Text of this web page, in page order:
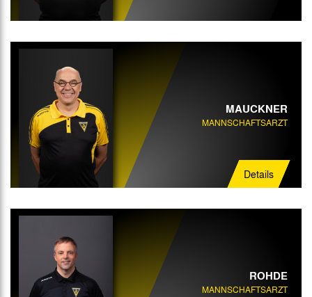
MAUCKNER
MANNSCHAFTSARZT
Details
ROHDE
MANNSCHAFTSARZT